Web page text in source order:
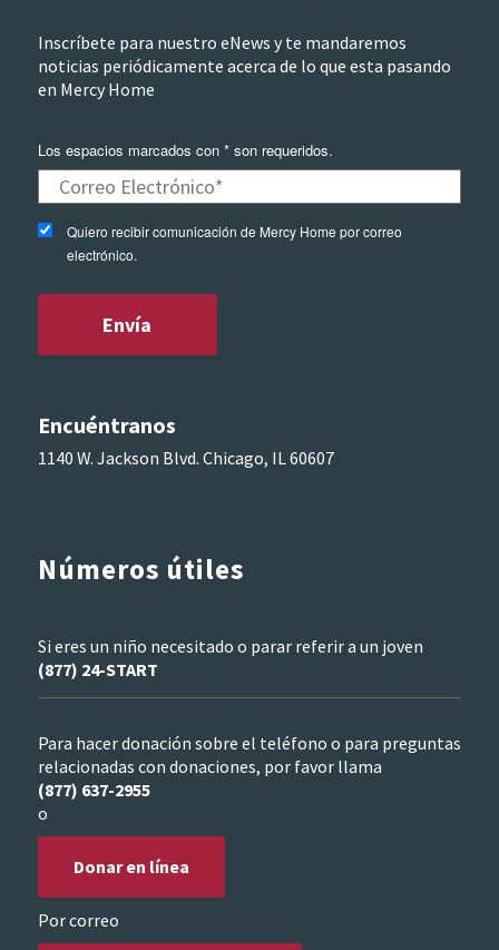
Inscríbete para nuestro eNews y te mandaremos
noticias periódicamente acerca de lo que esta pasando
en Mercy Home
Los espacios marcados con * son requeridos.
Quiero recibir comunicación de Mercy Home por correo
electrónico.
Encuéntranos
1140 W. Jackson Blvd. Chicago, IL 60607
Números útiles
Si eres un niño necesitado o parar referir a un joven
(877) 24-START
Para hacer donación sobre el teléfono o para preguntas
relacionadas con donaciones, por favor llama
(877) 637-2955
o
Donar en línea
Por correo